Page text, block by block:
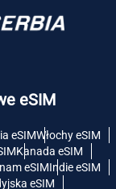
eSIM
eSIMWłochy eSIM
Kanada eSIM
eSIMIndie eSIM
eSIM